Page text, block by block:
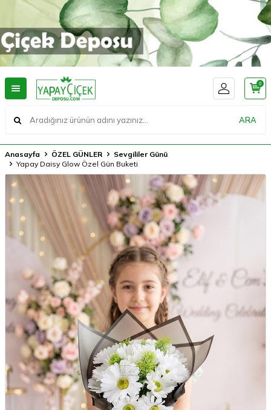
ARA
0
Anasayfa ÖZEL GÜNLER
Sevgililer Günü
Yapay Daisy Glow Özel Gün Buketi